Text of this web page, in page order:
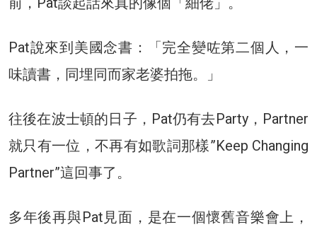
Pat說來到美國念書：「完全變咗第二個人，一
味讀書，同埋同而家老婆拍拖。」
往後在波士頓的日子，Pat仍有去Party，Partner
就只有一位，不再有如歌詞那樣”Keep Changing
Partner”這回事了。
多年後再與Pat見面，是在一個懷舊音樂會上，